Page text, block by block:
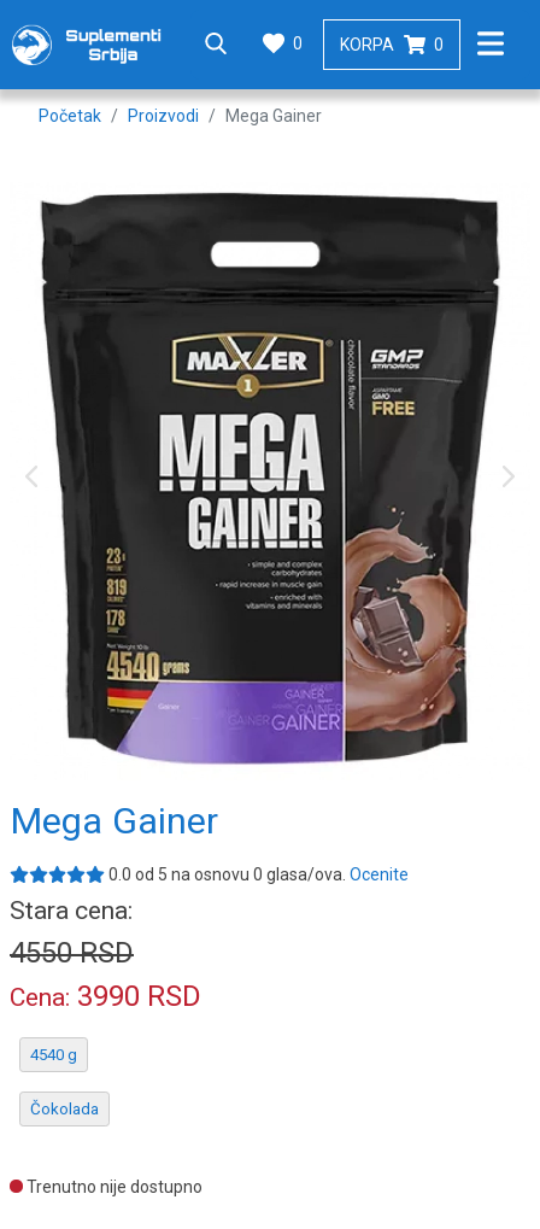
0 KORPA 0
Početak Proizvodi Mega Gainer
Mega Gainer
0.0 od 5 na osnovu 0 glasa/ova. Ocenite
Stara cena:
4550RSD
Cena: 3990 RSD
4540 g
Čokolada
Trenutno nije dostupno